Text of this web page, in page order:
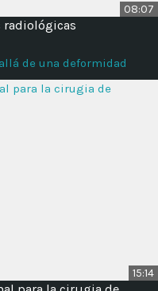
08:07
radiológicas
de una deformidad
15:14